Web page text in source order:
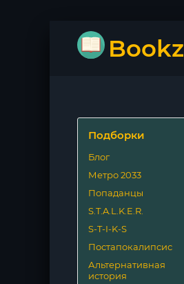
Bookz
Подборки
Блог
Метро 2033
Попаданцы
S.T.A.L.K.E.R.
S-T-I-K-S
Постапокалипсис
Альтернативная
история